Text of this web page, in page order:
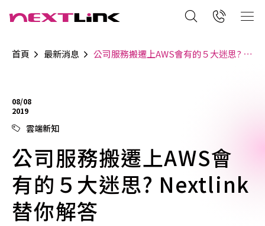
首頁 最新消息 公司服務搬遷上AWS會有的５大迷思? Nextlink替你解答
08/08
2019
雲端新知
公司服務搬遷上AWS會
有的５大迷思? Nextlink
替你解答